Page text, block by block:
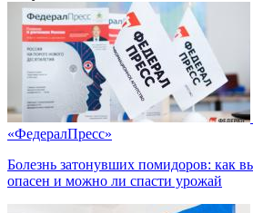
«ФедералПресс»
Болезнь затонувших помидоров: как
опасен и можно ли спасти урожай